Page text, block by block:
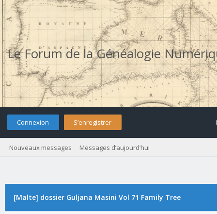
Le Forum de la Généalogie
Connexion S’enregistrer
Nouveaux messages Messages d’aujourd’hui
[Malte] dossier Guljana Masini Vol 71 Family Tree